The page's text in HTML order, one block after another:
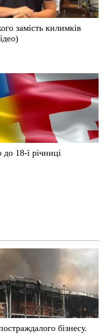
замість килимків
18-ї річниці
бізнесу.